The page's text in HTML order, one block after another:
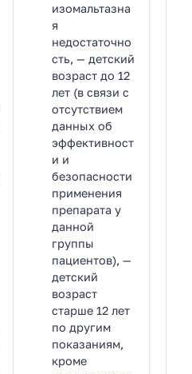
изомальтазна
я
недостаточно
сть, — детский
возраст до 12
лет (в связи с
отсутствием
данных об
эффективност
и и
безопасности
применения
препарата у
данной
группы
пациентов), —
детский
возраст
старше 12 лет
по другим
показаниям,
кроме